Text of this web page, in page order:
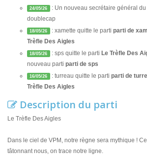
24/05/26 : Un nouveau secrétaire général du
doublecap
18/05/26 : xamette quitte le parti parti de
Trèfle Des Aigles
18/05/26 : sps quitte le parti Le Trèfle Des
nouveau parti parti de sps
16/05/26 : turreau quitte le parti parti de
Trèfle Des Aigles
Description du parti
Le Trèfle Des Aigles
Dans le ciel de VPM, notre règne sera mythique !
tâtonnant nous, on trace notre ligne.